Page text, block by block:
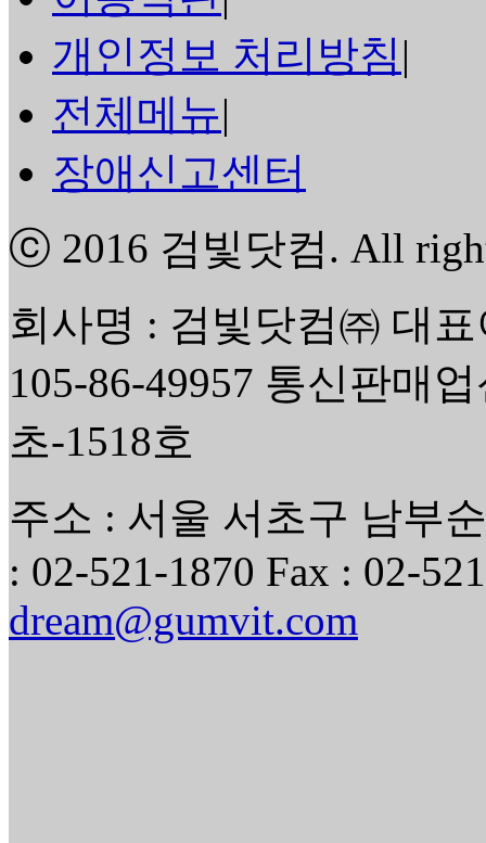
개인정보 처리방침 |
전체메뉴|
장애신고센터
ⓒ 2016 검빛닷컴. All
회사명 : 검빛닷컴㈜ 대
105-86-49957 통신판매
초-1518호
주소 : 서울 서초구 남부
: 02-521-1870 Fax : 02-
dream@gumvit.com